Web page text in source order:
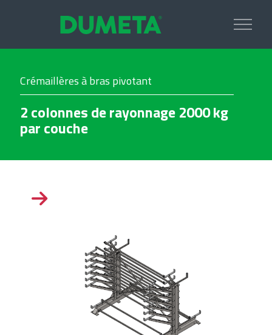
Crémaillères à bras pivotant
2 colonnes de rayonnage 2000 kg
par couche